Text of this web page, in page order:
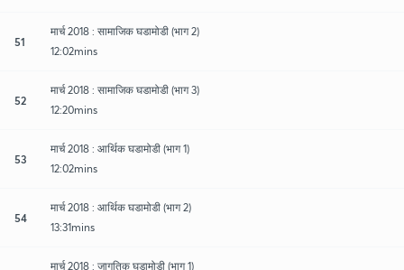
51
मार्च 2018 : सामाजिक घडामोडी (भाग 2)
12:02mins
52
मार्च 2018 : सामाजिक घडामोडी (भाग 3)
12:20mins
53
मार्च 2018 : आर्थिक घडामोडी (भाग 1)
12:02mins
54
मार्च 2018 : आर्थिक घडामोडी (भाग 2)
13:31mins
मार्च 2018 : जागतिक घडामोडी (भाग 1)